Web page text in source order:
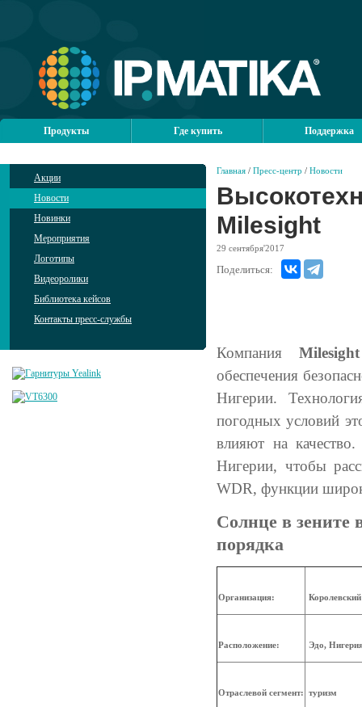
Продукты Где купить Поддержка
Акции
Новости
Новинки
Мероприятия
Логотипы
Видеоролики
Библиотека кейсов
Контакты пресс-службы
Главная / Пресс-центр / Новости
Milesight
29 сентября'2017
Поделиться:
КомпанияMilesight
обеспечения
Нигерии.
погодных условий
влияют на
Нигерии, чтобы
WDR, функции
Солнце в зените
порядка
Организация:
Расположение: Эдо,
Отраслевой сегмент: туризм